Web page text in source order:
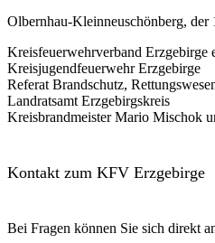
Olbernhau-Kleinneuschönberg, der
Kreisfeuerwehrverband Erzgebirge
Kreisjugendfeuerwehr Erzgebirge
Referat Brandschutz,
Landratsamt Erzgebirgskreis
Kreisbrandmeister Mario Mischok
Kontakt zum KFV Erzgebirge
Bei Fragen können Sie sich direkt